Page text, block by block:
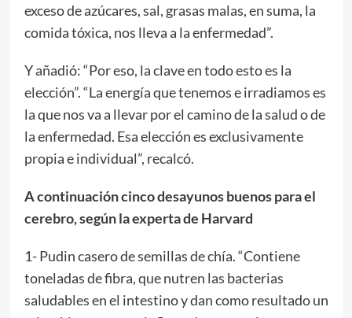
exceso de azúcares, sal, grasas malas, en suma, la
comida tóxica, nos lleva a la enfermedad”.
Y añadió: “Por eso, la clave en todo esto es la
elección”. “La energía que tenemos e irradiamos es
la que nos va a llevar por el camino de la salud o de
la enfermedad. Esa elección es exclusivamente
propia e individual”, recalcó.
A continuación cinco desayunos buenos para el
cerebro, según la experta de Harvard
1- Pudin casero de semillas de chía. “Contiene
toneladas de fibra, que nutren las bacterias
saludables en el intestino y dan como resultado un